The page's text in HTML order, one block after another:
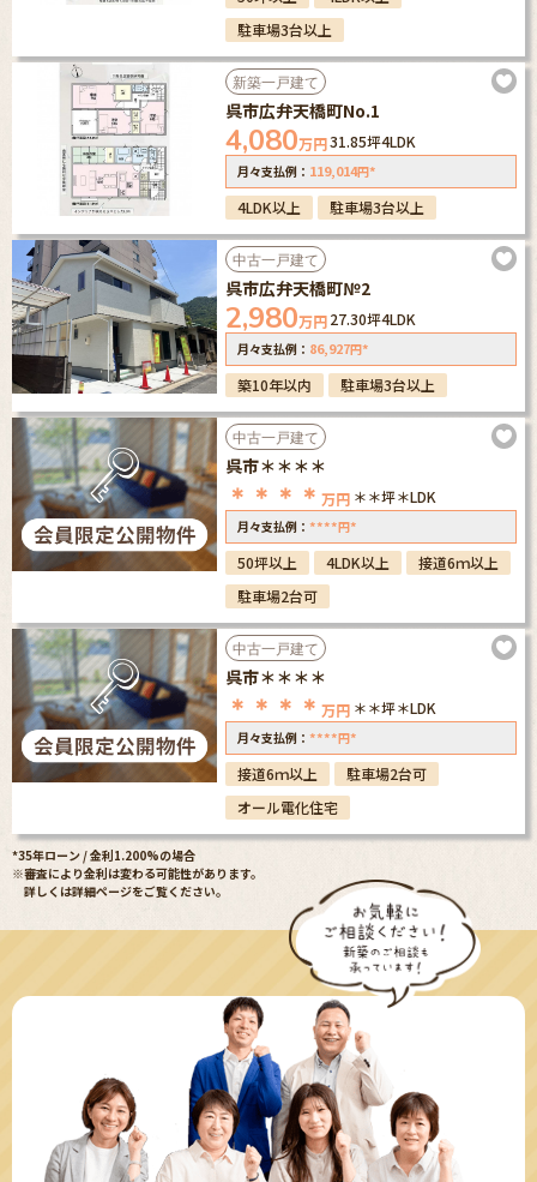
駐車場3台以上
新築一戸建て
呉市広弁天橋町No.1
4,080万円31.85坪4LDK
月々支払例： 119,014円*
4LDK以上 駐車場3台以上
中古一戸建て
呉市広弁天橋町№2
2,980万円27.30坪4LDK
月々支払例： 86,927円*
築10年以内 駐車場3台以上
中古一戸建て
呉市＊＊＊＊
＊＊＊＊ 万円 ＊＊坪＊LDK
月々支払例： ****円*
50坪以上 4LDK以上
接道6ｍ以上
駐車場2台可
中古一戸建て
呉市＊＊＊＊
＊＊＊＊ 万円 ＊＊坪＊LDK
月々支払例： ****円*
接道6ｍ以上
駐車場2台可
オール電化住宅
*35年ローン / 金利1.200%の場合
※審査により金利は変わる可能性があります。
詳しくは詳細ページをご覧ください。